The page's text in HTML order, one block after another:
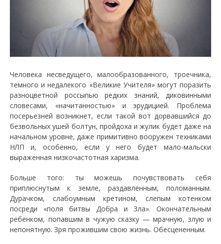
Человека несведущего, малообразованного, троечника,
темного и недалекого «Великие Учителя» могут поразить
разноцветной россыпью редких знаний, диковинными
словесами, «начитанностью» и эрудицией. Проблема
посерьезней возникнет, если такой вот дорвавшийся до
безвольных ушей болтун, пройдоха и жулик будет даже на
начальном уровне, даже примитивно вооружен техниками
НЛП и, особенно, если у него будет мало-мальски
выраженная низкочастотная харизма.
Больше того: ты можешь почувствовать себя
приплюснутым к земле, раздавленным, поломанным.
Дурачком, слабоумным кретином, слепым котенком
посреди «поля битвы Добра и Зла». Окончательным
ребенком, попавшим в чужую сказку — мрачную, злую и
непонятную. Зря прожившим свою жизнь. Обесцененным.